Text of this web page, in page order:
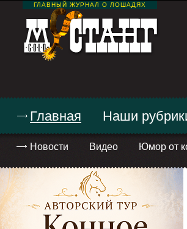
ГЛАВНЫЙ ЖУРНАЛ О ЛОШАДЯХ
Главная
Новости Видео Юмор от
Наши